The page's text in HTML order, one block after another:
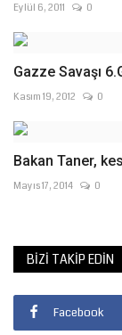
Eylül 6, 2011 0
Gazze Savaşı
Kasım 19, 2012 0
Bakan Taner,
Mayıs 17, 2014 0
BIZI TAKIP EDIN
Facebook